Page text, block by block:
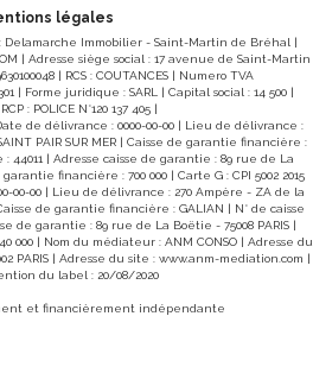
sont disponibles sur le site
Pour visiter : Agence
Florian GINARD 07.86.27.44.34
légales
Delamarche Immobilier - Saint-Martin de Bréhal |
| Adresse siège social : 17 avenue de Saint-Martin
| RCS : COUTANCES | Numero TVA
| Forme juridique : SARL | Capital social : 14 500 |
: POLICE N°120 137 405 |
Date de délivrance : 0000-00-00 | Lieu de délivrance :
PAIR SUR MER | Caisse de garantie financière :
44011 | Adresse caisse de garantie : 89 rue de La
financière : 700 000 | Carte G : CPI 5002 2015
00-00 | Lieu de délivrance : 270 Ampère - ZA de la
Caisse de garantie financière : GALIAN | N° de caisse
de garantie : 89 rue de La Boëtie - 75008 PARIS |
000 | Nom du médiateur : ANM CONSO | Adresse du
PARIS | Adresse du site : www.anm-mediation.com
du label : 20/08/2020
et financièrement indépendante